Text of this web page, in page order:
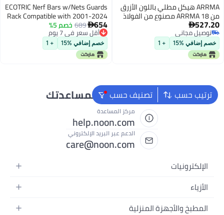
ARRMA هيكل مطلي باللون الأزرق
من ARRMA 18 مصنوع من الفولاذ
الحقيقي NOTORIOUS 6S BLX
ARAC3342
527.20
توصيل مجاني
توصيل مجاني
خصم إضافي %15 + 1
ECOTRIC Nerf Bars w/Nets Guards
Rack Compatible with 2001-2024
Honda TRX 250EX 250X Sportrax
250 Aluminium+Steel+PP
Black+Silvery
654
689 خصم 5%
أقل سعر في 7 يوم
توصيل مجاني
أقل سعر في 7 يوم
خصم إضافي %15 + 1
ترتيب حسب تصنيف حسب
نحن دائماً جاهزون لمساعدتك
مركز المساعدة
help.noon.com
الدعم عبر البريد الإلكتروني
care@noon.com
الإلكترونيات
الهواتف المتحركة
الأزياء
أزياء نسائية
المطبخ والأجهزة المنزلية